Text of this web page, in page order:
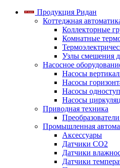
Продукция Ридан
Коттеджная
Коллекторные
Комнатные
Узлы смешения
Насосное
Насосы
Насосы
Насосы
Насосы
Приводная техника
Промышленная
Аксессуары
Датчики CO2
Датчики
Датчики